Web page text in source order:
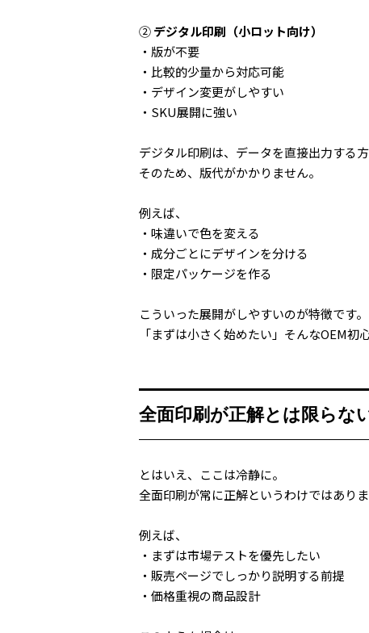
②デジタル印刷（小ロット向け）
・版が不要
・比較的少量から対応可能
・デザイン変更がしやすい
・SKU展開に強い
デジタル印刷は、データを直接出力する方
そのため、版代がかかりません。
例えば、
・味違いで色を変える
・成分ごとにデザインを分ける
・限定パッケージを作る
こういった展開がしやすいのが特徴です。
「まずは小さく始めたい」そんなOEM初
全面印刷が正解とは限らな
とはいえ、ここは冷静に。
全面印刷が常に正解というわけではありま
例えば、
・まずは市場テストを優先したい
・販売ページでしっかり説明する前提
・価格重視の商品設計